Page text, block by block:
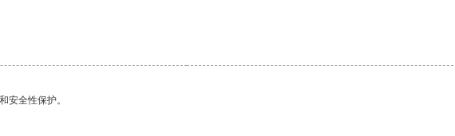
安全性保护。